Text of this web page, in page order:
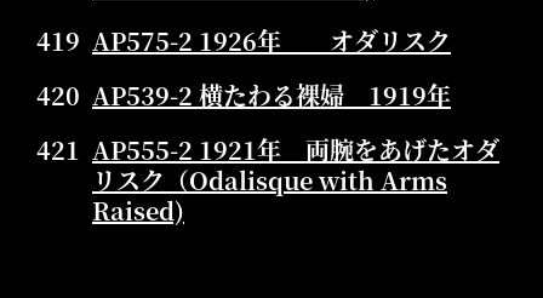
419 AP575-2 1926年 オダリスク
420 AP539-2 横たわる裸婦 1919年
421 AP555-2 1921年 両腕をあげたオダ
リスク（Odalisque with Arms
Raised)